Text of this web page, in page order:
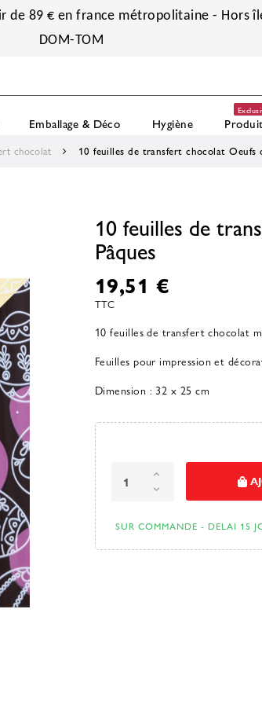
de 89 € en france métropolitaine - Hors
DOM-TOM
Emballage & Déco Hygiène
chocolat 10 feuilles de transfert chocolat Oeufs
10 feuilles de
Pâques
19,51 €
TTC
10 feuilles de transfert chocolat
Feuilles pour impression et
Dimension : 32 x 25 cm
SUR COMMANDE - DELAI 15